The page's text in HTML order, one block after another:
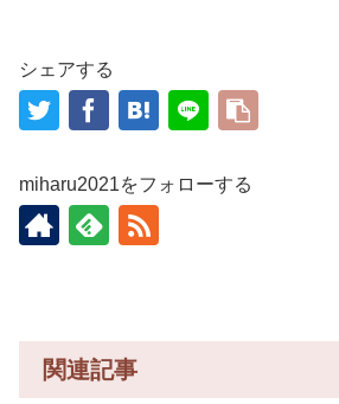
シェアする
miharu2021をフォローする
関連記事